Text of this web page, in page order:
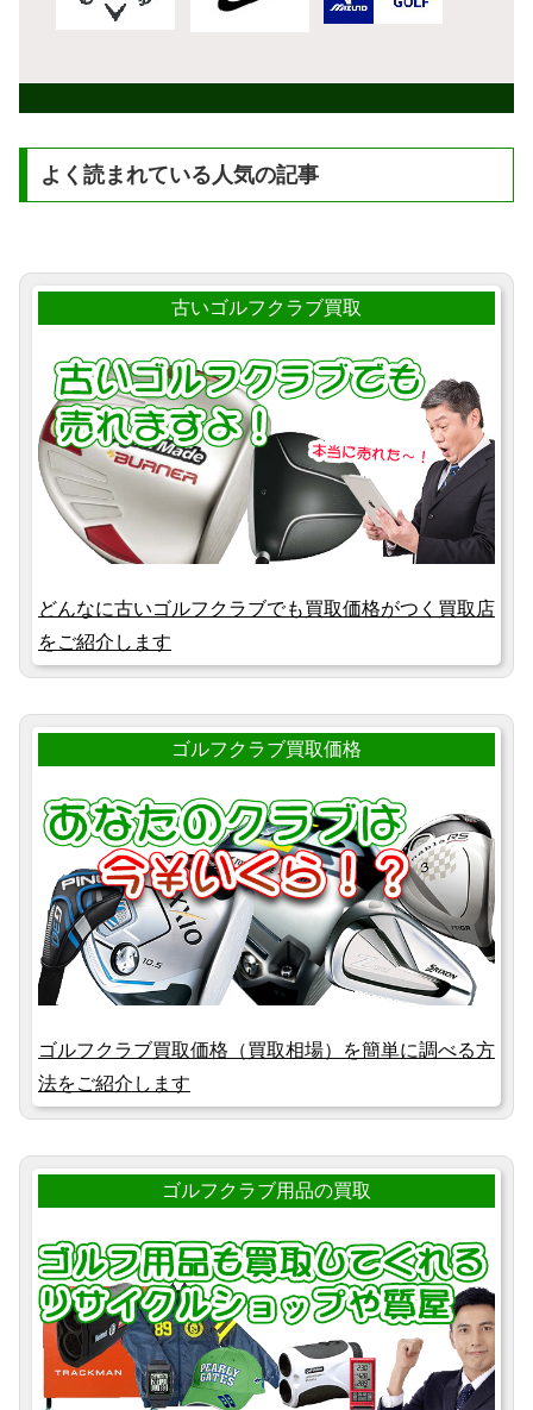
よく読まれている人気の記事
古いゴルフクラブ買取
どんなに古いゴルフクラブでも買取価格がつく買取店
をご紹介します
ゴルフクラブ買取価格
ゴルフクラブ買取価格（買取相場）を簡単に調べる方
法をご紹介します
ゴルフクラブ用品の買取